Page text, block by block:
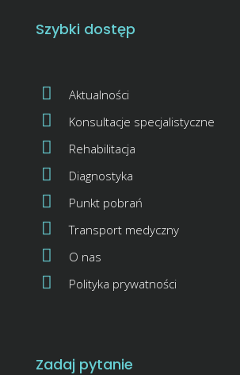
Szybki dostęp
Aktualności
Konsultacje specjalistyczne
Rehabilitacja
Diagnostyka
Punkt pobrań
Transport medyczny
O nas
Polityka prywatności
Zadaj pytanie